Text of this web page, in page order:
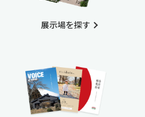
展示場を探す